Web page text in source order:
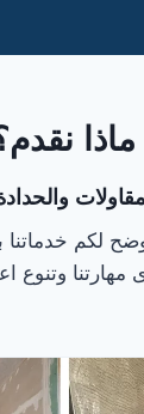
ماذا
لكم
مهارتنا وتنوع